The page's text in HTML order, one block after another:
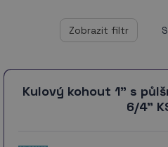
Kulový kohout 1" s
6/4"